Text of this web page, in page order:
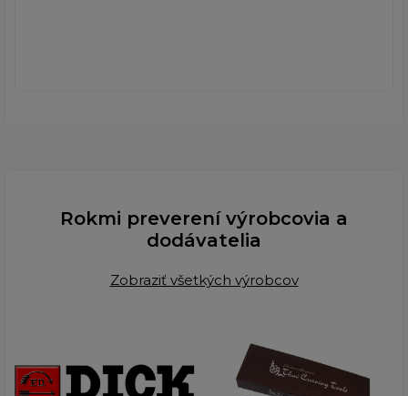
Rokmi preverení výrobcovia a
dodávatelia
Zobraziť všetkých výrobcov